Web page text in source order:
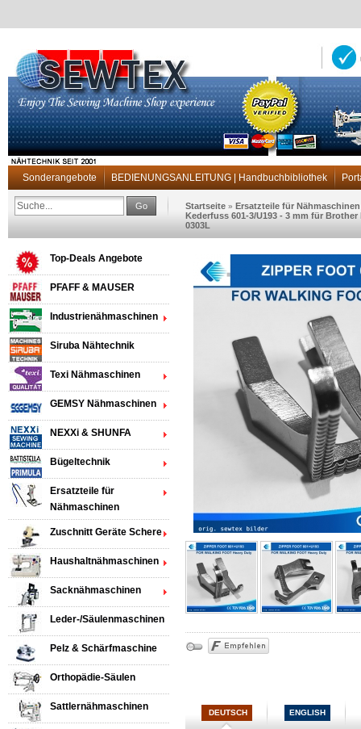
Sonderangebote BEDIENUNGSANLEITUNG | Handbuchbibliothek
Go Startseite » Ersatzteile für Nähmaschinen
Kederfuss 601-3/U193 - 3 mm für Brother
0303L
DEUTSCH ENGLISH
Top-Deals Angebote
PFAFF & MAUSER
Industrienähmaschinen
Siruba Nähtechnik
Texi Nähmaschinen
GEMSY Nähmaschinen
NEXXi & SHUNFA
Bügeltechnik
Ersatzteile für
Nähmaschinen
Zuschnitt Geräte Schere
Haushaltnähmaschinen
Sacknähmaschinen
Leder-/Säulenmaschinen
Pelz & Schärfmaschine
Orthopädie-Säulen
Sattlernähmaschinen